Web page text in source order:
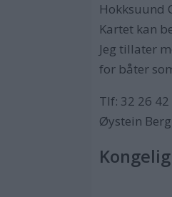
Hokksuund
Kartet kan
Jeg tillater
for båter
Tlf: 32 26
Øystein